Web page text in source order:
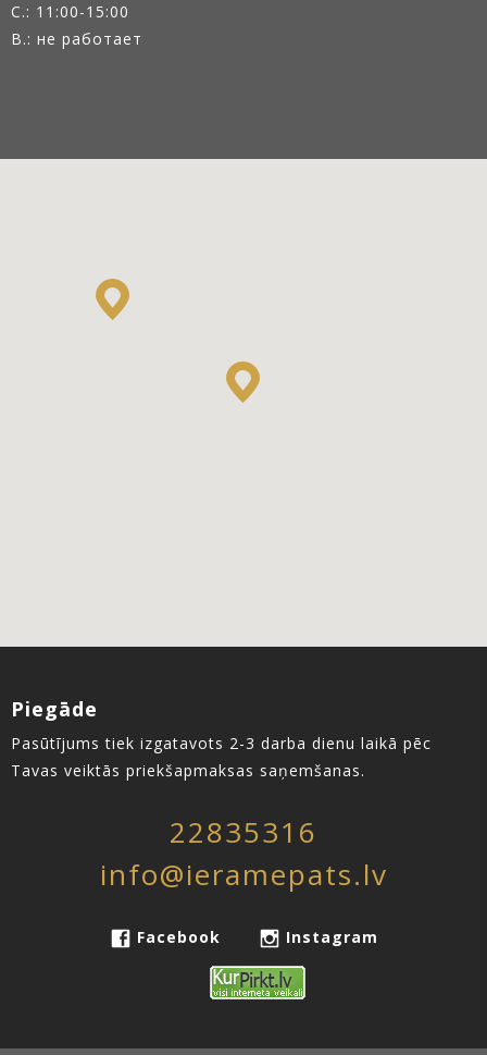
С.: 11:00-15:00
В.: не работает
Piegāde
Pasūtījums tiek izgatavots 2-3 darba dienu laikā pēc
Tavas veiktās priekšapmaksas saņemšanas.
22835316
info@ieramepats.lv
Facebook Instagram